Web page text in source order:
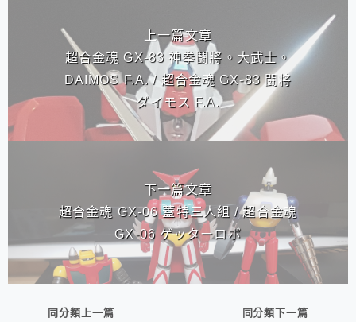
上一篇文章
超合金魂 GX-83 神拳鬪將。大武士。
DAIMOS F.A. / 超合金魂 GX-83 闘将
ダイモス F.A.
下一篇文章
超合金魂 GX-06 蓋特三人組 / 超合金魂
GX-06 ゲッターロボ
同分類上一篇
同分類下一篇